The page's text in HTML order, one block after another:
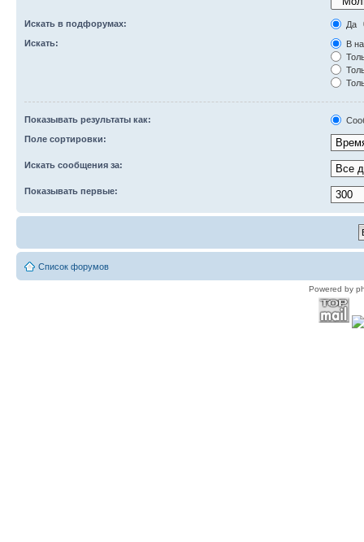
Искать в подфорумах:
Да
Искать:
В
Показывать результаты как:
Поле сортировки:
Искать сообщения за:
Показывать первые:
Список форумов
Powered by